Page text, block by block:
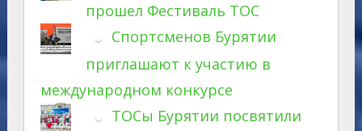
прошел Фестиваль ТОС
Спортсменов Бурятии
приглашают к участию в
международном конкурсе
ТОСы Бурятии посвятили